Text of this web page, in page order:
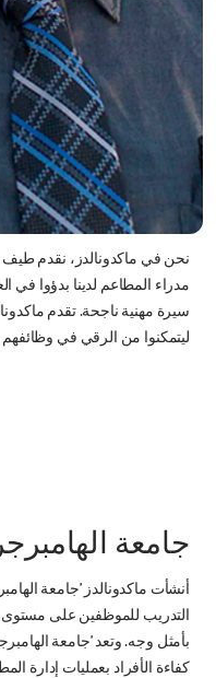
نحن في ماكدونالدز، نقدم
مدراء المطاعم لدينا بدؤوا
سيرة مهنية ناجحة. تقدم
ليتمكنوا من الرقي في وظائفهم
جامعة
أنشأت ماكدونالدز ’جامعة
التدريب للموظفين على مستوى
بأمثل وجه. وتعد ’جامعة
كفاءة الأفراد بعمليات إدارة